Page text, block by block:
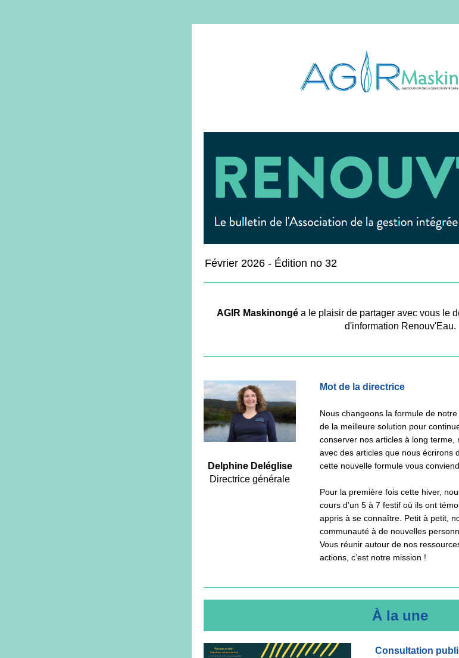
Février 2026 - Édition no 32
AGIR Maskinongé a le plaisir de partager avec vous le
d'information Renouv'Eau.
Delphine Deléglise
Directrice générale
Mot de la directrice
Nous changeons la formule de
de la meilleure solution pour
conserver nos articles à long
avec des articles que nous écrirons
cette nouvelle formule vous
Pour la première fois cette hiver,
cours d’un 5 à 7 festif où ils ont
appris à se connaître. Petit à petit,
communauté à de nouvelles
Vous réunir autour de nos
actions, c’est notre mission !
À la une
Consultation